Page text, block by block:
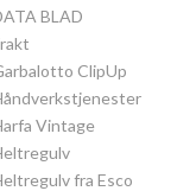
BLAD
ClipUp
Vintage
fra Esco